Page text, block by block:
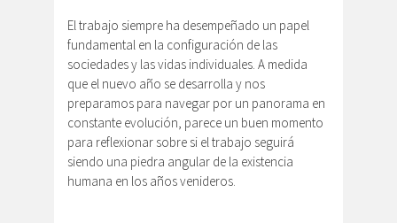
El trabajo siempre ha desempeñado un papel
fundamental en la configuración de las
sociedades y las vidas individuales. A medida
que el nuevo año se desarrolla y nos
preparamos para navegar por un panorama en
constante evolución, parece un buen momento
para reflexionar sobre si el trabajo seguirá
siendo una piedra angular de la existencia
humana en los años venideros.